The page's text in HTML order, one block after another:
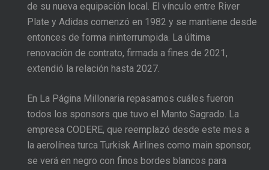
de su nueva equipación local. El vínculo entre River
Plate y Adidas comenzó en 1982 y se mantiene desde
entonces de forma ininterrumpida. La última
renovación de contrato, firmada a fines de 2021,
extendió la relación hasta 2027.
En La Página Millonaria repasamos cuáles fueron
todos los sponsors que tuvo el Manto Sagrado. La
empresa CODERE, que reemplazó desde este mes a
la aerolínea turca Turkisk Airlines como main sponsor,
se verá en negro con finos bordes blancos para